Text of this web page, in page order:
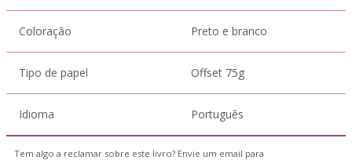
Coloração Preto e branco
Tipo de papel Offset 75g
Idioma Português
Tem algo a reclamar sobre este livro? Envie um email para